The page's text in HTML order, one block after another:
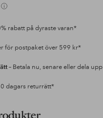
rabatt på dyraste varan*
för postpaket över 599 kr*
– Betala nu, senare eller dela upp
dagars returrätt*